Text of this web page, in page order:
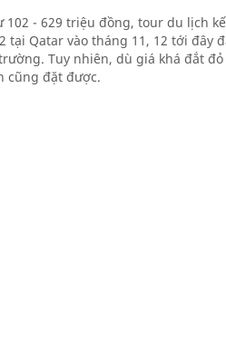
102 - 629 triệu đồng, tour du lịch
tại Qatar vào tháng 11, 12 tới đây
Tuy nhiên, dù giá khá đắt
cũng đặt được.